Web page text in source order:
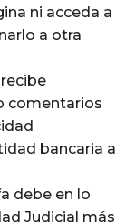
ni acceda a
a otra
comentarios
bancaria a
debe en lo
Judicial más